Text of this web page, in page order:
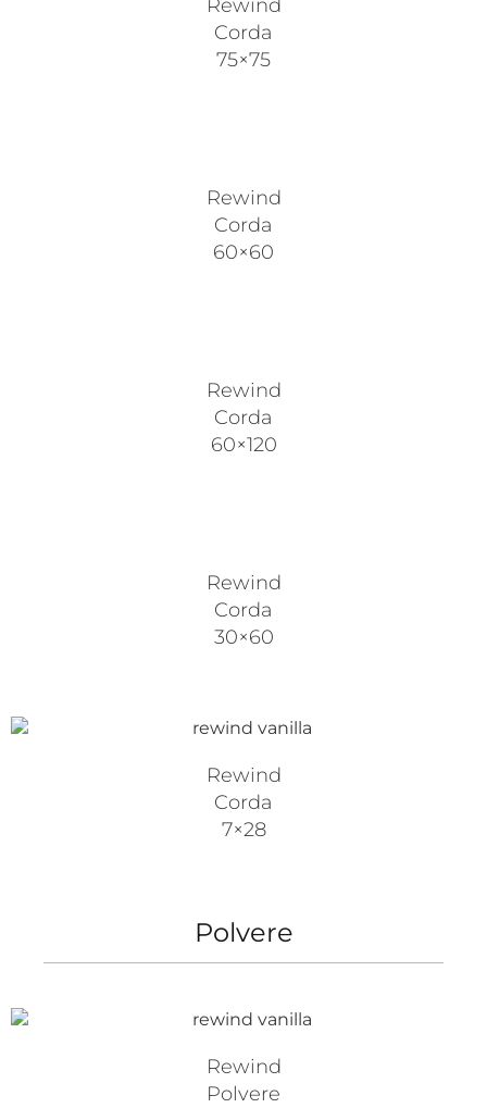
Rewind
Corda
75×75
Rewind
Corda
60×60
Rewind
Corda
60×120
Rewind
Corda
30×60
Rewind
Corda
7×28
Polvere
Rewind
Polvere